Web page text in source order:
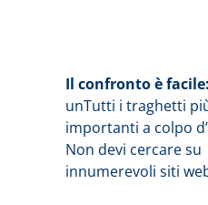
Il confronto è facile:
unTutti i traghetti
importanti a colpo
Non devi cercare su
innumerevoli siti